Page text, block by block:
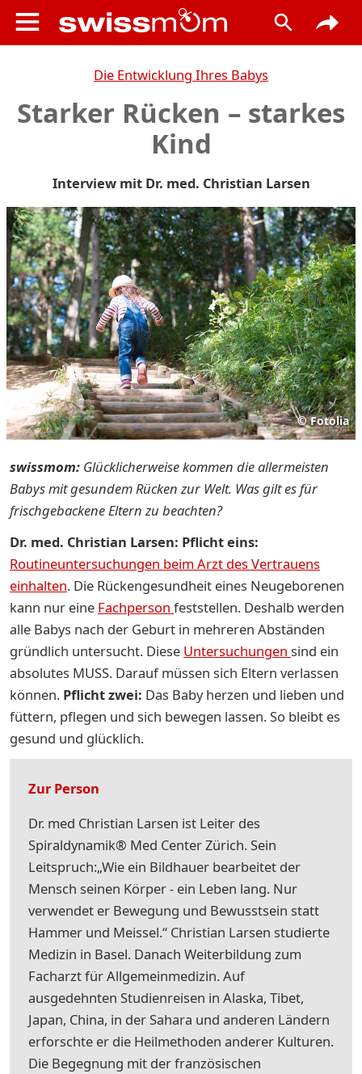
Die Entwicklung Ihres Babys
Starker Rücken – starkes
Kind
Interview mit Dr. med. Christian Larsen
© Fotolia
swissmom: Glücklicherweise kommen die allermeisten
Babys mit gesundem Rücken zur Welt. Was gilt es für
frischgebackene Eltern zu beachten?
Dr. med. Christian Larsen: Pflicht eins:
Routineuntersuchungen beim Arzt des Vertrauens
einhalten. Die Rückengesundheit eines Neugeborenen
kann nur eine Fachperson feststellen. Deshalb werden
alle Babys nach der Geburt in mehreren Abständen
gründlich untersucht. Diese Untersuchungen sind ein
absolutes MUSS. Darauf müssen sich Eltern verlassen
können. Pflicht zwei: Das Baby herzen und lieben und
füttern, pflegen und sich bewegen lassen. So bleibt es
gesund und glücklich.
Zur Person
Dr. med Christian Larsen ist Leiter des
Spiraldynamik® Med Center Zürich. Sein
Leitspruch:„Wie ein Bildhauer bearbeitet der
Mensch seinen Körper - ein Leben lang. Nur
verwendet er Bewegung und Bewusstsein statt
Hammer und Meissel.“ Christian Larsen studierte
Medizin in Basel. Danach Weiterbildung zum
Facharzt für Allgemeinmedizin. Auf
ausgedehnten Studienreisen in Alaska, Tibet,
Japan, China, in der Sahara und anderen Ländern
erforschte er die Heilmethoden anderer Kulturen.
Die Begegnung mit der französischen